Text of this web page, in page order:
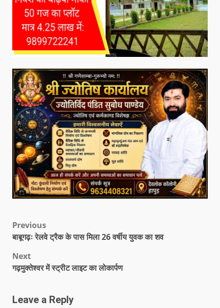
Previous
बाबूगढ़ः रेलवे ट्रैक के पास मिला 26 वर्षीय युवक का शव
Next
गढ़मुक्तेश्वर में स्ट्रीट लाइट का लोकार्पण
Leave a Reply